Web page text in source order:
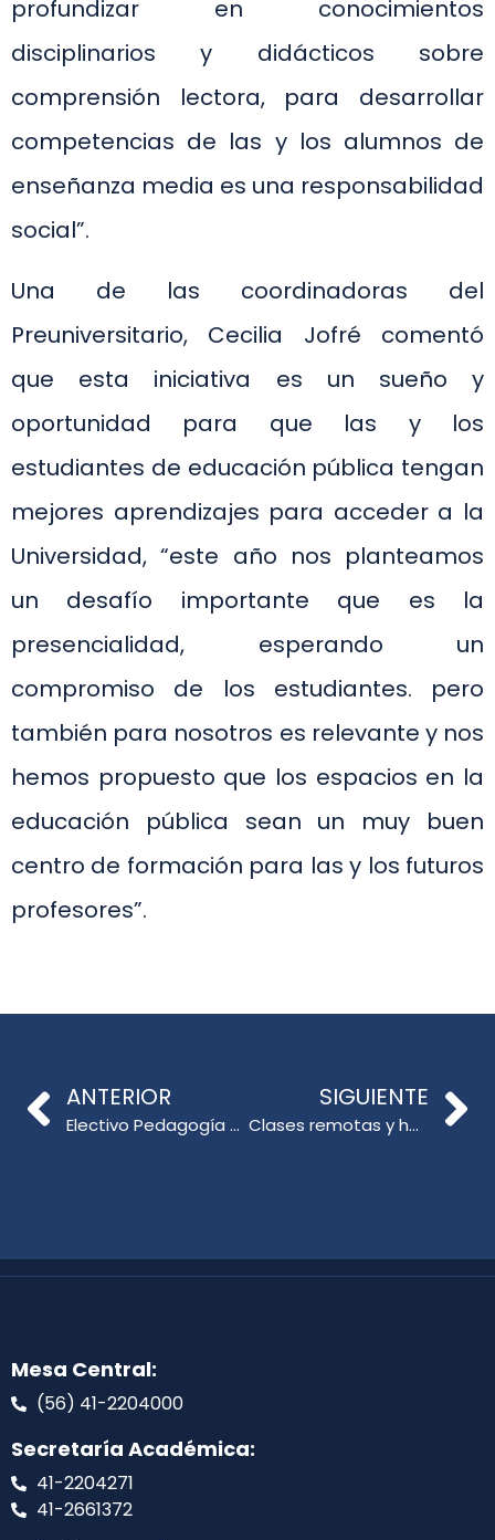
profundizar en conocimientos
disciplinarios y didácticos sobre
comprensión lectora, para desarrollar
competencias de las y los alumnos de
enseñanza media es una responsabilidad
social”.
Una de las coordinadoras del
Preuniversitario, Cecilia Jofré comentó
que esta iniciativa es un sueño y
oportunidad para que las y los
estudiantes de educación pública tengan
mejores aprendizajes para acceder a la
Universidad, “este año nos planteamos
un desafío importante que es la
presencialidad, esperando un
compromiso de los estudiantes. pero
también para nosotros es relevante y nos
hemos propuesto que los espacios en la
educación pública sean un muy buen
centro de formación para las y los futuros
profesores”.
ANTERIOR
Electivo Pedagogía Teatral presentó «La mala conexión. Violencia en las aulas por el confinamiento»
SIGUIENTE
Clases remotas y habilidades lectoras en primer ciclo básico: El desafío de aprender a leer y leer para aprender
Mesa Central:
(56) 41-2204000
Secretaría Académica:
41-2204271
41-2661372